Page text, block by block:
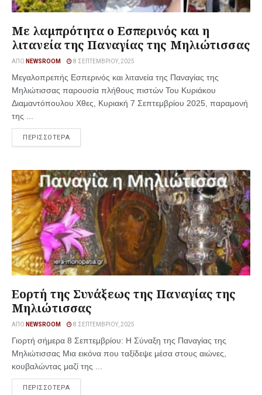
Με λαμπρότητα ο Εσπερινός και η
λιτανεία της Παναγίας της Μηλιώτισσας
ΑΠΌ NEWSROOM 8 ΣΕΠΤΕΜΒΡΊΟΥ, 2025
Μεγαλοπρεπής Εσπερινός και λιτανεία της Παναγίας της
Μηλιώτισσας παρουσία πλήθους πιστών Του Κυριάκου
Διαμαντόπουλου Χθες, Κυριακή 7 Σεπτεμβρίου 2025, παραμονή
της ...
ΠΕΡΙΣΣΟΤΕΡΑ
Εορτή της Συνάξεως της Παναγίας της
Μηλιώτισσας
ΑΠΌ NEWSROOM 8 ΣΕΠΤΕΜΒΡΊΟΥ, 2025
Γιορτή σήμερα 8 Σεπτεμβρίου: Η Σύναξη της Παναγίας της
Μηλιώτισσας Μια εικόνα που ταξίδεψε μέσα στους αιώνες,
κουβαλώντας μαζί της ...
ΠΕΡΙΣΣΟΤΕΡΑ